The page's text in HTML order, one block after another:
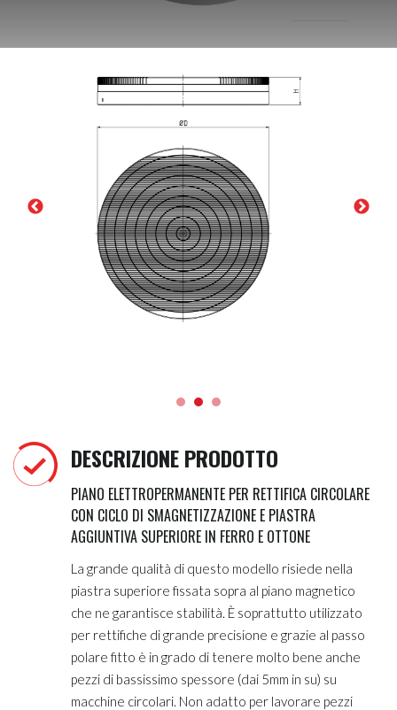
DESCRIZIONE PRODOTTO
PIANO ELETTROPERMANENTE PER RETTIFICA CIRCOLARE
CON CICLO DI SMAGNETIZZAZIONE E PIASTRA
AGGIUNTIVA SUPERIORE IN FERRO E OTTONE
La grande qualità di questo modello risiede nella
piastra superiore fissata sopra al piano magnetico
che ne garantisce stabilità. È soprattutto utilizzato
per rettifiche di grande precisione e grazie al passo
polare fitto è in grado di tenere molto bene anche
pezzi di bassissimo spessore (dai 5mm in su) su
macchine circolari. Non adatto per lavorare pezzi